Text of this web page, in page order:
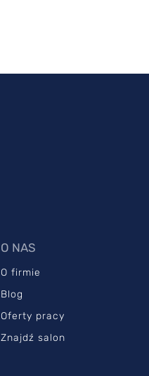
O NAS
O firmie
Blog
Oferty pracy
Znajdź salon